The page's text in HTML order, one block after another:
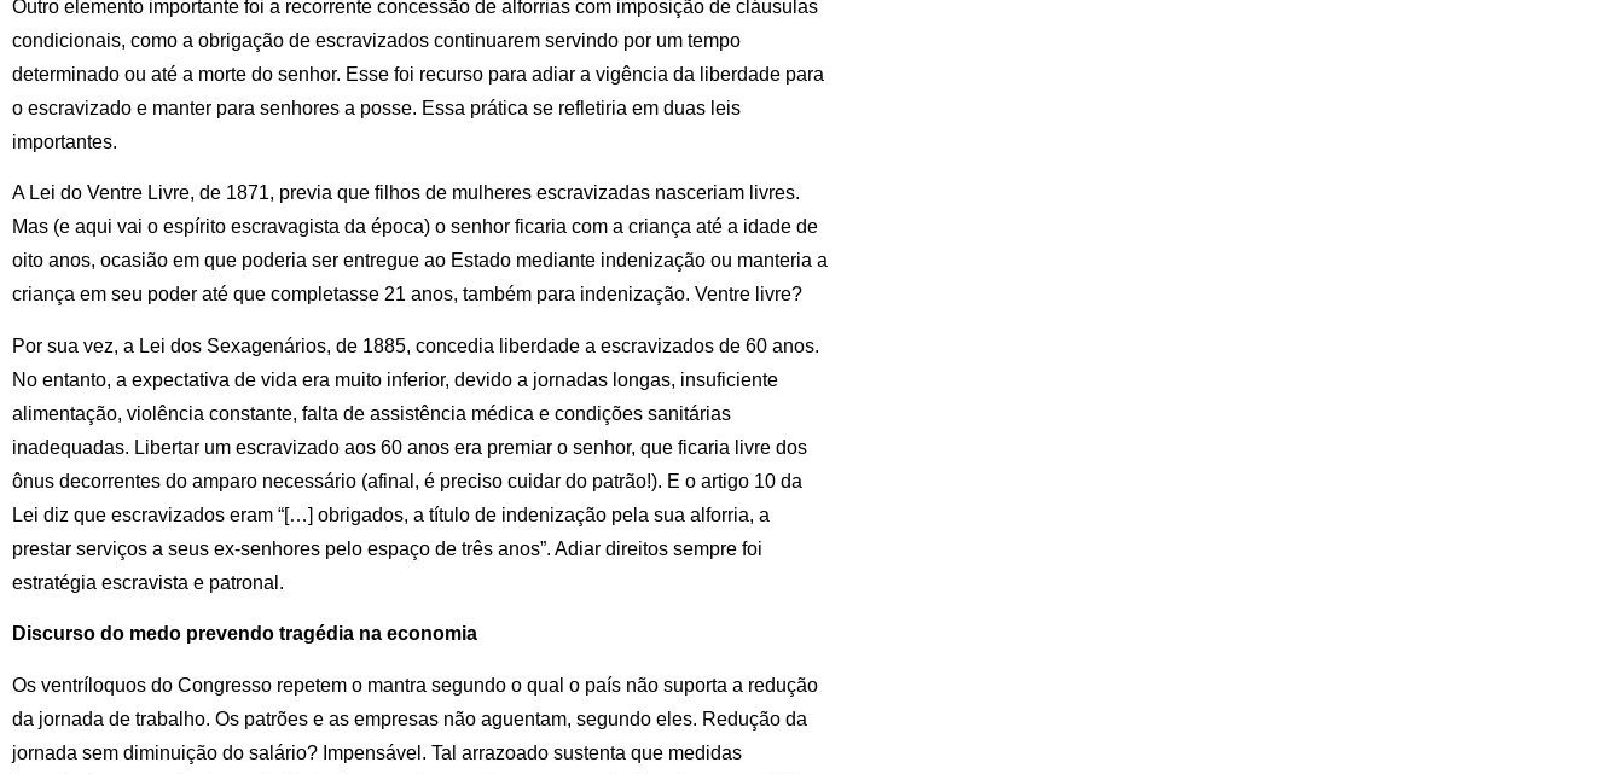
Outro elemento importante foi a recorrente concessão de alforrias com imposição de cláusulas
condicionais, como a obrigação de escravizados continuarem servindo por um tempo
determinado ou até a morte do senhor. Esse foi recurso para adiar a vigência da liberdade para
o escravizado e manter para senhores a posse. Essa prática se refletiria em duas leis
importantes.
A Lei do Ventre Livre, de 1871, previa que filhos de mulheres escravizadas nasceriam livres.
Mas (e aqui vai o espírito escravagista da época) o senhor ficaria com a criança até a idade de
oito anos, ocasião em que poderia ser entregue ao Estado mediante indenização ou manteria a
criança em seu poder até que completasse 21 anos, também para indenização. Ventre livre?
Por sua vez, a Lei dos Sexagenários, de 1885, concedia liberdade a escravizados de 60 anos.
No entanto, a expectativa de vida era muito inferior, devido a jornadas longas, insuficiente
alimentação, violência constante, falta de assistência médica e condições sanitárias
inadequadas. Libertar um escravizado aos 60 anos era premiar o senhor, que ficaria livre dos
ônus decorrentes do amparo necessário (afinal, é preciso cuidar do patrão!). E o artigo 10 da
Lei diz que escravizados eram “[…] obrigados, a título de indenização pela sua alforria, a
prestar serviços a seus ex-senhores pelo espaço de três anos”. Adiar direitos sempre foi
estratégia escravista e patronal.
Discurso do medo prevendo tragédia na economia
Os ventríloquos do Congresso repetem o mantra segundo o qual o país não suporta a redução
da jornada de trabalho. Os patrões e as empresas não aguentam, segundo eles. Redução da
jornada sem diminuição do salário? Impensável. Tal arrazoado sustenta que medidas